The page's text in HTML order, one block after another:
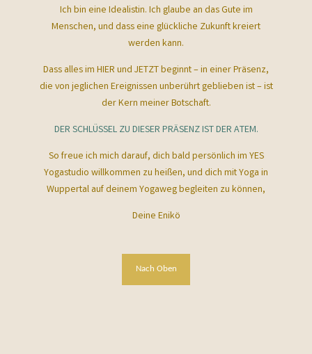
Ich bin eine Idealistin. Ich glaube an das Gute im
Menschen, und dass eine glückliche Zukunft kreiert
werden kann.
Dass alles im HIER und JETZT beginnt – in einer Präsenz,
die von jeglichen Ereignissen unberührt geblieben ist – ist
der Kern meiner Botschaft.
DER SCHLÜSSEL ZU DIESER PRÄSENZ IST DER ATEM.
So freue ich mich darauf, dich bald persönlich im YES
Yogastudio willkommen zu heißen, und dich mit Yoga in
Wuppertal auf deinem Yogaweg begleiten zu können,
Deine Enikö
Nach Oben